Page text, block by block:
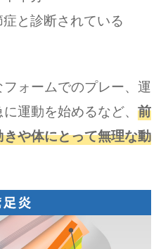
症と診断されている
ォームでのプレー、運
運動を始めるなど、前
や体にとって無理な動